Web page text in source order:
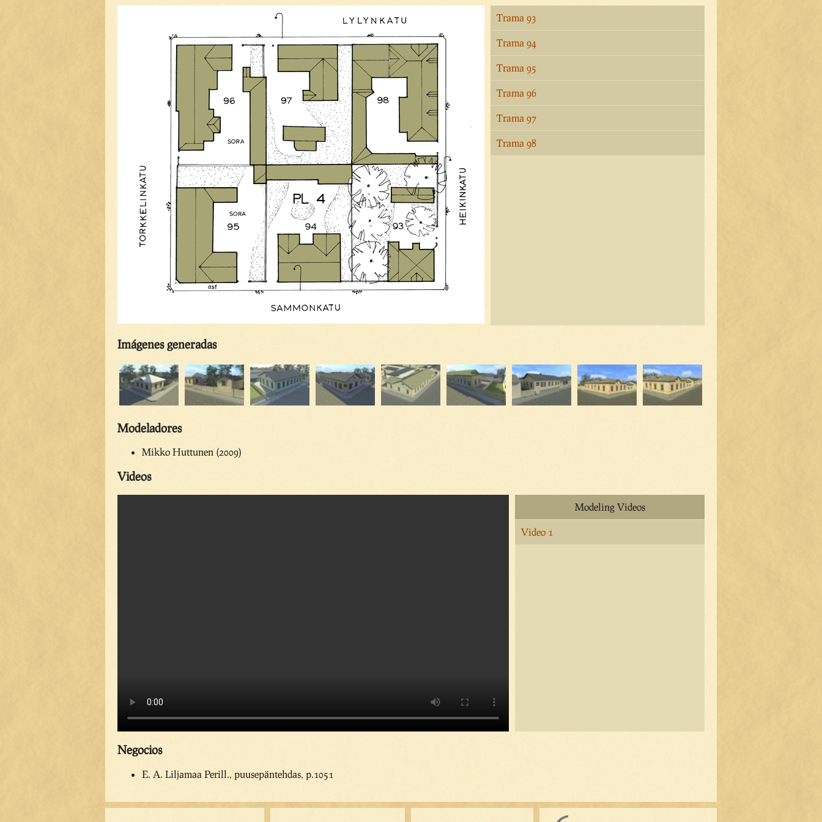
Trama 93
Trama 94
Trama 95
Trama 96
Trama 97
Trama 98
Imágenes generadas
Modeladores
Mikko Huttunen (2009)
Videos
Modeling Videos
Video 1
Negocios
E. A. Liljamaa Perill., puusepäntehdas, p.1051